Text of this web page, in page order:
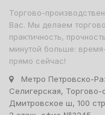
Торгово-
Вас. Мы делаем
практичность,
минутой больше:
прямо сейчас!
Метро Петровско-
Селигерская,
Дмитровское ш, 100